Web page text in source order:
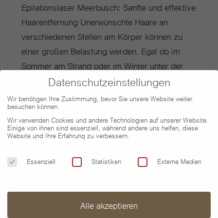
Epilationslaser Meerbusch: Sanfte und effektive
Haarentfernung Unerwünschte Haare an
verschiedenen Stellen am Körper können zu
einer großen Belastung werden. Egal ob im
Sommer am Strand oder im Winter unter der
Winterjacke, den Haarwuchs unter Kontrolle zu
bekommen ist ganzjährig Thema. Die meisten
Menschen greifen daher häufig zum Rasierer,
Waxing oder nutzen Cremes zur
Haarentfernung. Jedoch […]
WEITERLESEN
Datenschutzeinstellungen
Wir benötigen Ihre Zustimmung, bevor Sie unsere Website weiter
besuchen können.
Wir verwenden Cookies und andere Technologien auf unserer Website.
Einige von ihnen sind essenziell, während andere uns helfen, diese
Website und Ihre Erfahrung zu verbessern.
Essenziell
Statistiken Externe Medien
Alle akzeptieren